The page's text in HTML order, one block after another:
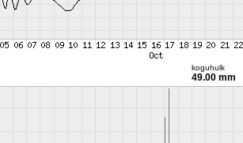
koguhulk
49.00 mm